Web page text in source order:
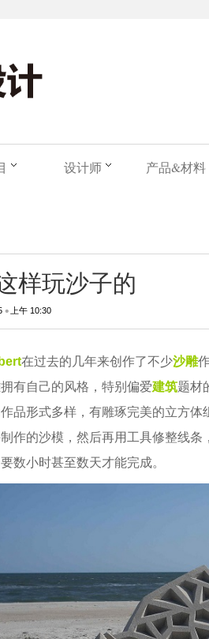
设计师 产品&材料
样玩沙子的
• 上午 10:30
在过去的几年来创作了不少沙雕
有自己的风格，特别偏爱建筑题材
品形式多样，有雕琢完美的立方体
作的沙模，然后再用工具修整线
数小时甚至数天才能完成。